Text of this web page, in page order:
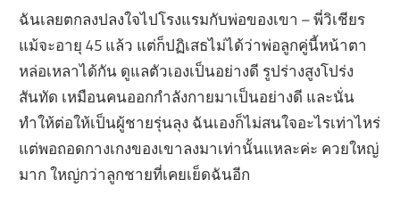
ฉันเลยตกลงปลงใจไปโรงแรมกับพ่อของเขา – พี่วิเชียร
แม้จะอายุ 45 แล้ว แต่ก็ปฏิเสธไม่ได้ว่าพ่อลูกคู่นี้หน้าตา
หล่อเหลาได้กัน ดูแลตัวเองเป็นอย่างดี รูปร่างสูงโปร่ง
สันทัด เหมือนคนออกกำลังกายมาเป็นอย่างดี และนั่น
ทำให้ต่อให้เป็นผู้ชายรุ่นลุง ฉันเองก็ไม่สนใจอะไรเท่าไหร่
แต่พอถอดกางเกงของเขาลงมาเท่านั้นแหละค่ะ ควยใหญ่
มาก ใหญ่กว่าลูกชายที่เคยเย็ดฉันอีก